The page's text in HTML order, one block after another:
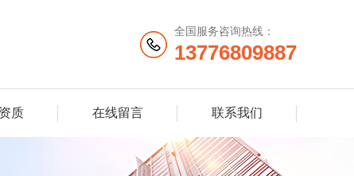
全国服务咨询热线：
13776809887
质 在线留言 联系我们